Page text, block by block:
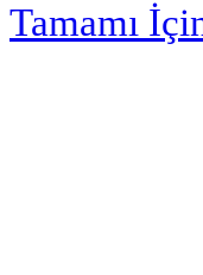
Tamamı